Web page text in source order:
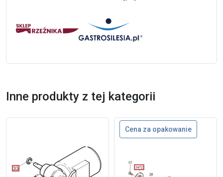
Inne produkty z tej kategorii
Cena za opakowanie